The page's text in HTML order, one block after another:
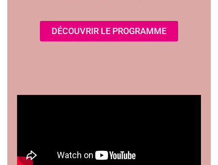
DÉCOUVRIR LE PROGRAMME